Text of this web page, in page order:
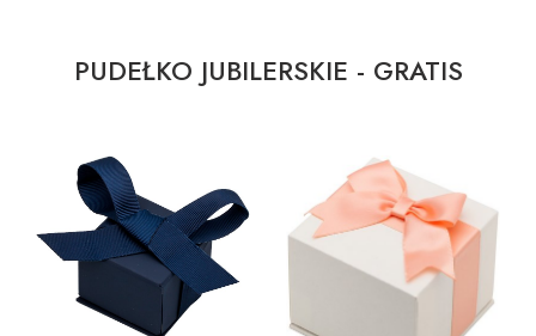
PUDEŁKO JUBILERSKIE - GRATIS